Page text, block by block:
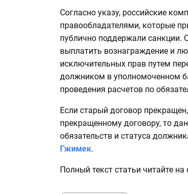
Согласно указу, российские
правообладателями, которые
публично поддержали санкции.
выплатить вознаграждение и
исключительных прав путем
должником в уполномоченном
проведения расчетов по
Если старый договор
прекращенному договору, то
обязательств и статуса
Гжимек.
Полный текст статьи читайте